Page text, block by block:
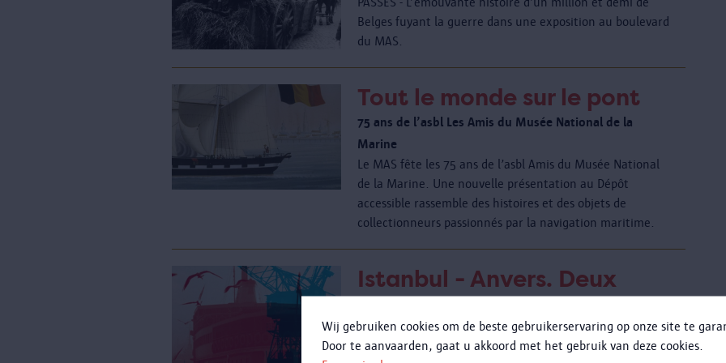
Wij gebruiken cookies om de beste gebruikerservaring op onze site te
Door te aanvaarden, gaat u akkoord met het gebruik van deze cookies.
Belges fuyant la guerre dans une exposition au boulevard
du MAS.
Tout le monde sur le pont
75 ans de l’asbl Les Amis du Musée National de la
Marine
Le MAS fête les 75 ans de l’asbl Amis du Musée National
de la Marine. Une nouvelle présentation au Dépôt
accessible rassemble des histoires et des objets de
collectionneurs passionnés par la navigation maritime.
Istanbul - Anvers. Deux
Le MAS | Museum aan de Stroom à Anvers présente du 23
octobre 2015 au 24 janvier 2016 l’exposition 'Istanbul -